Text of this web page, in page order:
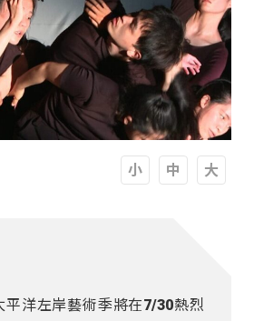
平洋左岸藝術季將在7/30熱烈